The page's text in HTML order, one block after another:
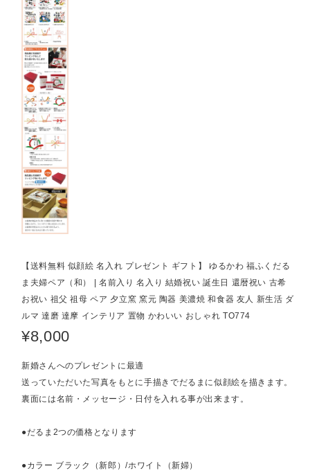
【送料無料 似顔絵 名入れ プレゼント ギフト】 ゆるかわ 福ふくだる
ま夫婦ペア（和） | 名前入り 名入り 結婚祝い 誕生日 還暦祝い 古希
お祝い 祖父 祖母 ペア 夕立窯 窯元 陶器 美濃焼 和食器 友人 新生活 ダ
ルマ 達磨 達摩 インテリア 置物 かわいい おしゃれ TO774
¥8,000
新婚さんへのプレゼントに最適
送っていただいた写真をもとに手描きでだるまに似顔絵を描きます。
裏面には名前・メッセージ・日付を入れる事が出来ます。
●だるま2つの価格となります
●カラー ブラック（新郎）/ホワイト（新婦）